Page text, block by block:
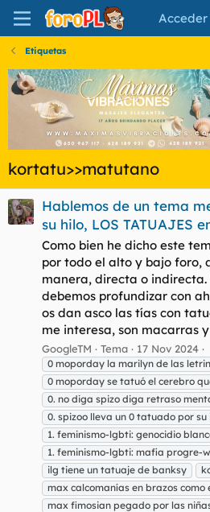
Acceder
Etiquetas
kortatu>>matutano
Hablemos de un tema
su hilo, LOS TATUAJES
Como bien he dicho este
por todo el alto y bajo foro,
manera, directa o indirecta.
debemos profundizar con
os dan asco las tías con
me interesa, son macarras y
GoogleTM Tema 17 Nov 2024
0 moporday la marilyn de las
0 moporday se tatuó el cerebro
0. no diga spizo diga retraso
0. spizoo lleva un 0 tatuado por su
1. feminismo-lgbti: genocidio
1. feminismo-lgbti: mafia progre-
ilg tiene un tatuaje de banksy
max calcomanías en brazos como
max fimosian pegado por las